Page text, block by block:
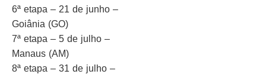
6ª etapa – 21 de junho –
Goiânia (GO)
7ª etapa – 5 de julho –
Manaus (AM)
8ª etapa – 31 de julho –